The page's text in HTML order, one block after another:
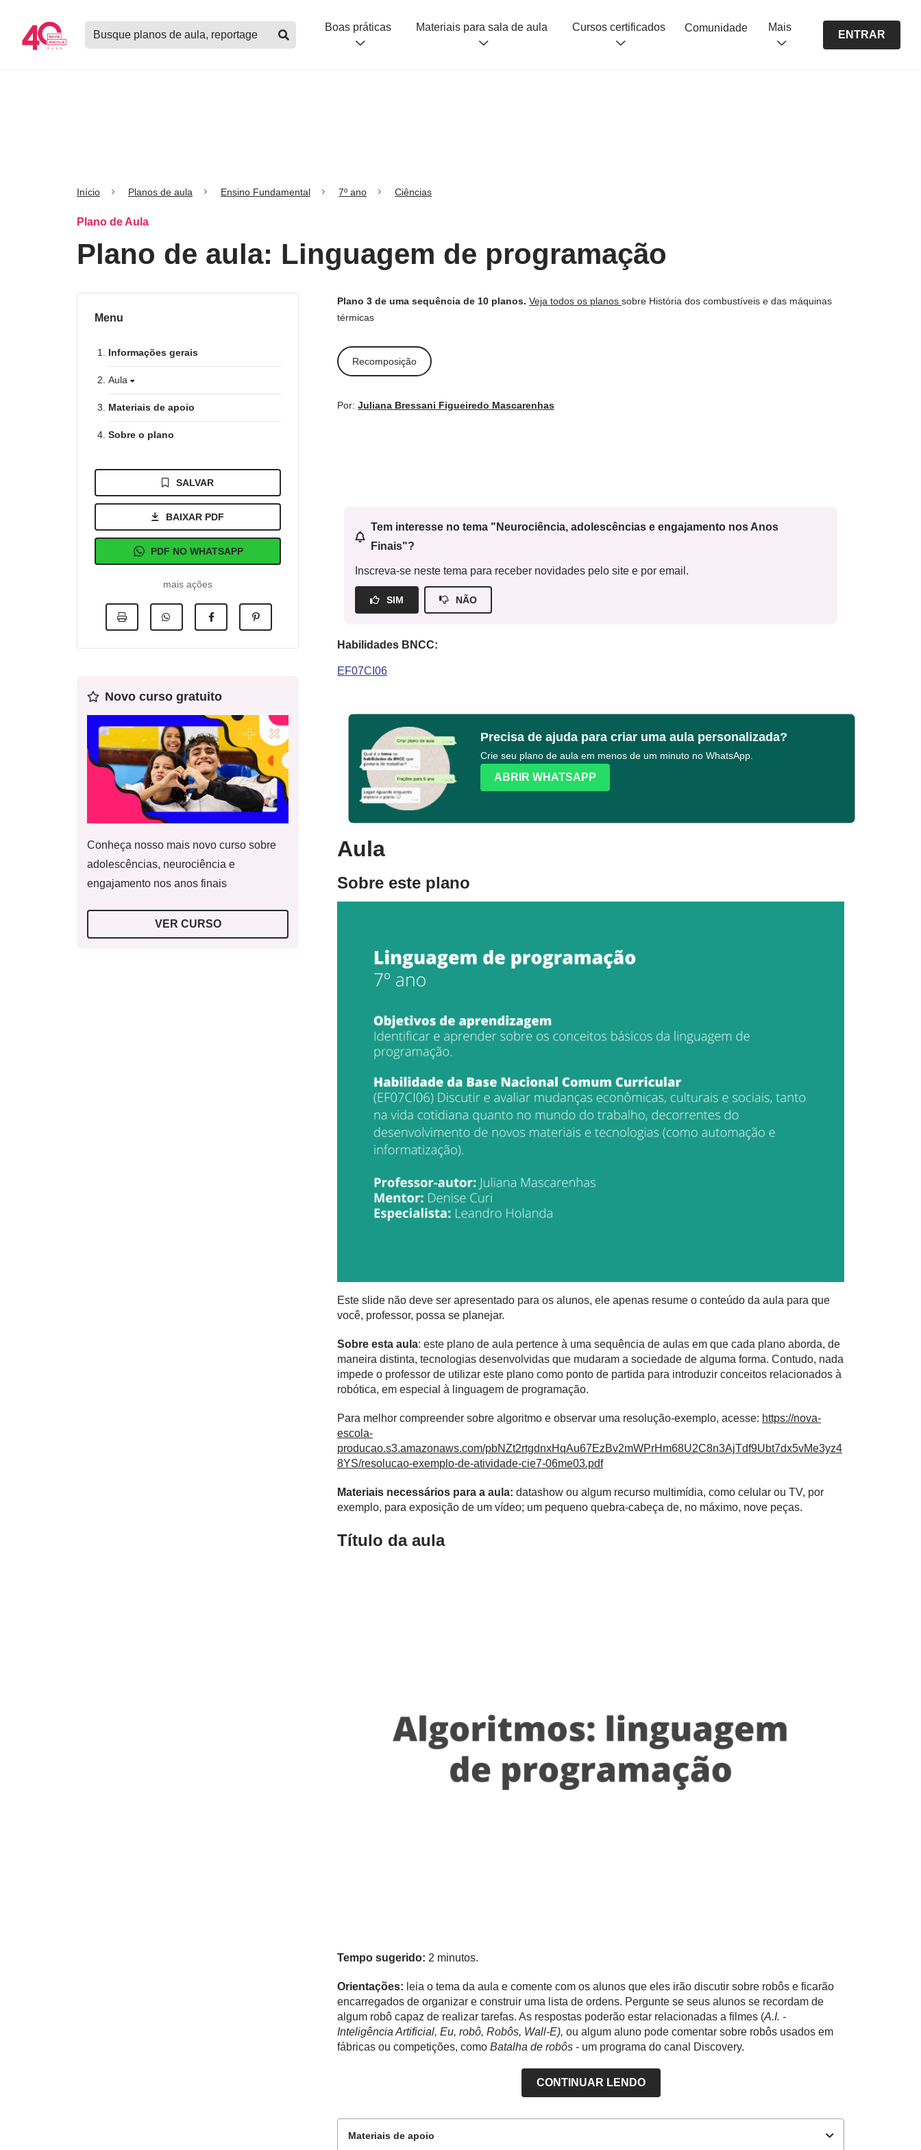
Buscar
planos
Boas práticas Materiais para sala de aula Cursos certificados Comunidade Mais
ENTRAR
Início Planos de aula Ensino Fundamental 7º ano Ciências
Plano de Aula
Plano de aula: Linguagem de programação
Menu
Informações gerais
Aula
Materiais de apoio
Sobre o plano
SALVAR
BAIXAR PDF
PDF NO WHATSAPP
mais ações
Novo curso gratuito
Conheça nosso mais novo curso sobre
adolescências, neurociência e
engajamento nos anos finais
VER CURSO
Plano 3 de uma sequência de 10 planos. Veja todos os planos sobre História dos combustíveis e das máquinas
térmicas
Recomposição
Por: Juliana Bressani Figueiredo Mascarenhas
Tem interesse no tema "Neurociência, adolescências e engajamento nos Anos
Finais"?
Inscreva-se neste tema para receber novidades pelo site e por email.
SIM NÃO
Habilidades BNCC:
EF07CI06
Precisa de ajuda para criar uma aula personalizada?
Crie seu plano de aula em menos de um minuto no WhatsApp.
ABRIR WHATSAPP
Aula
Sobre este plano
Este slide não deve ser apresentado para os alunos, ele apenas resume o conteúdo da aula para que
você, professor, possa se planejar.
Sobre esta aula: este plano de aula pertence à uma sequência de aulas em que cada plano aborda, de
maneira distinta, tecnologias desenvolvidas que mudaram a sociedade de alguma forma. Contudo, nada
impede o professor de utilizar este plano como ponto de partida para introduzir conceitos relacionados à
robótica, em especial à linguagem de programação.
Para melhor compreender sobre algoritmo e observar uma resolução-exemplo, acesse: https://nova-
escola-
producao.s3.amazonaws.com/pbNZt2rtgdnxHqAu67EzBv2mWPrHm68U2C8n3AjTdf9Ubt7dx5vMe3yz4
8YS/resolucao-exemplo-de-atividade-cie7-06me03.pdf
Materiais necessários para a aula: datashow ou algum recurso multimídia, como celular ou TV, por
exemplo, para exposição de um vídeo; um pequeno quebra-cabeça de, no máximo, nove peças.
Título da aula
Tempo sugerido: 2 minutos.
Orientações: leia o tema da aula e comente com os alunos que eles irão discutir sobre robôs e ficarão
encarregados de organizar e construir uma lista de ordens. Pergunte se seus alunos se recordam de
algum robô capaz de realizar tarefas. As respostas poderão estar relacionadas a filmes (A.I. -
Inteligência Artificial, Eu, robô, Robôs, Wall-E), ou algum aluno pode comentar sobre robôs usados em
fábricas ou competições, como Batalha de robôs - um programa do canal Discovery.
CONTINUAR LENDO
Materiais de apoio